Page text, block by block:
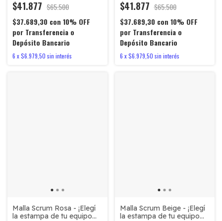
$41.877 $65.500
$37.689,30 con 10% OFF
por Transferencia o
Depósito Bancario
6 x$6.979,50 sin interés
$41.877 $65.500
$37.689,30 con 10% OFF
por Transferencia o
Depósito Bancario
6 x$6.979,50 sin interés
Malla Scrum Rosa - ¡Elegí
la estampa de tu equipo
Malla Scrum Beige - ¡Elegí
la estampa de tu equipo